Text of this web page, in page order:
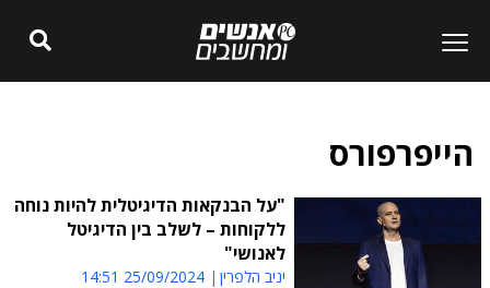
הייפרפורס
"על הבנקאות הדיגיטלית להיות נוחה
ללקוחות – לשלב בין הדיגיטל
לאנושי"
יניב הלפרין 25/09/2024 14:51